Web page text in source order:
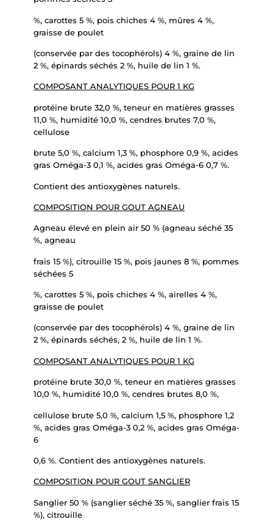
%, carottes 5 %, pois chiches 4 %, mûres 4 %,
graisse de poulet
(conservée par des tocophérols) 4 %, graine de lin
2 %, épinards séchés 2 %, huile de lin 1 %.
COMPOSANT ANALYTIQUES POUR 1 KG
protéine brute 32,0 %, teneur en matières grasses
11,0 %, humidité 10,0 %, cendres brutes 7,0 %,
cellulose
brute 5,0 %, calcium 1,3 %, phosphore 0,9 %, acides
gras Oméga-3 0,1 %, acides gras Oméga-6 0,7 %.
Contient des antioxygènes naturels.
COMPOSITION POUR GOUT AGNEAU
Agneau élevé en plein air 50 % (agneau séché 35
%, agneau
frais 15 %), citrouille 15 %, pois jaunes 8 %, pommes
séchées 5
%, carottes 5 %, pois chiches 4 %, airelles 4 %,
graisse de poulet
(conservée par des tocophérols) 4 %, graine de lin
2 %, épinards séchés, 2 %, huile de lin 1 %.
COMPOSANT ANALYTIQUES POUR 1 KG
protéine brute 30,0 %, teneur en matières grasses
10,0 %, humidité 10,0 %, cendres brutes 8,0 %,
cellulose brute 5,0 %, calcium 1,5 %, phosphore 1,2
%, acides gras Oméga-3 0,2 %, acides gras Oméga-
6
0,6 %. Contient des antioxygènes naturels.
COMPOSITION POUR GOUT SANGLIER
Sanglier 50 % (sanglier séché 35 %, sanglier frais 15
%), citrouille